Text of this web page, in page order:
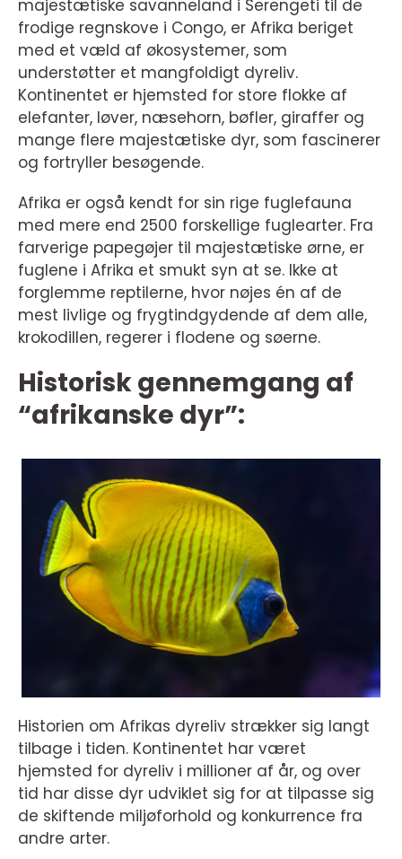
majestætiske savanneland i Serengeti til de
frodige regnskove i Congo, er Afrika beriget
med et væld af økosystemer, som
understøtter et mangfoldigt dyreliv.
Kontinentet er hjemsted for store flokke af
elefanter, løver, næsehorn, bøfler, giraffer og
mange flere majestætiske dyr, som fascinerer
og fortryller besøgende.
Afrika er også kendt for sin rige fuglefauna
med mere end 2500 forskellige fuglearter. Fra
farverige papegøjer til majestætiske ørne, er
fuglene i Afrika et smukt syn at se. Ikke at
forglemme reptilerne, hvor nøjes én af de
mest livlige og frygtindgydende af dem alle,
krokodillen, regerer i flodene og søerne.
Historisk gennemgang af
“afrikanske dyr”:
Historien om Afrikas dyreliv strækker sig langt
tilbage i tiden. Kontinentet har været
hjemsted for dyreliv i millioner af år, og over
tid har disse dyr udviklet sig for at tilpasse sig
de skiftende miljøforhold og konkurrence fra
andre arter.